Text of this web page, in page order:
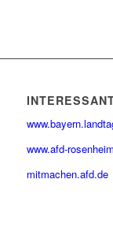
www.afd-
mitmachen.afd.de